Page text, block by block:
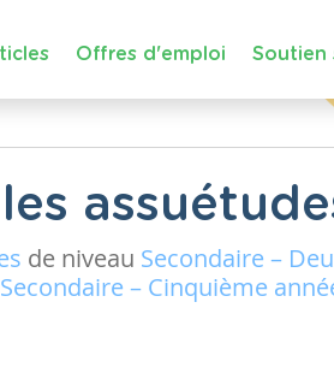
Offres d'emploi Soutien
de niveau Secondaire –
– Cinquième